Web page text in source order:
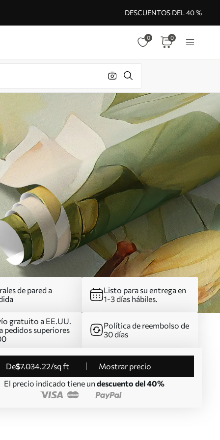
DESCUENTOS DEL 40 %
0 0
de pared a
Listo para su entrega en
1-3 días hábiles.
gratuito a EE.UU.
pedidos superiores
Política de reembolso de
30 días
de$7.034.22/sq ft
Mostrar precio
El precio indicado tiene un descuento del 40%